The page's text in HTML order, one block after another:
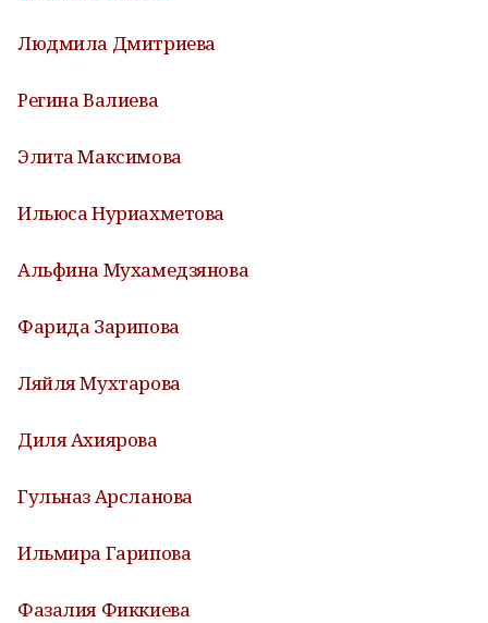
Людмила Дмитриева
Регина Валиева
Элита Максимова
Ильюса Нуриахметова
Альфина Мухамедзянова
Фарида Зарипова
Ляйля Мухтарова
Диля Ахиярова
Гульназ Арсланова
Ильмира Гарипова
Фазалия Фиккиева